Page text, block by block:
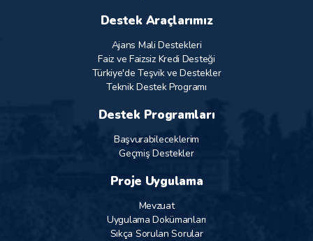
Destek Araçlarımız
Ajans Mali Destekleri
Faiz ve Faizsiz Kredi Desteği
Türkiye'de Teşvik ve Destekler
Teknik Destek Programı
Destek Programları
Başvurabileceklerim
Geçmiş Destekler
Proje Uygulama
Mevzuat
Uygulama Dokümanları
Sıkça Sorulan Sorular